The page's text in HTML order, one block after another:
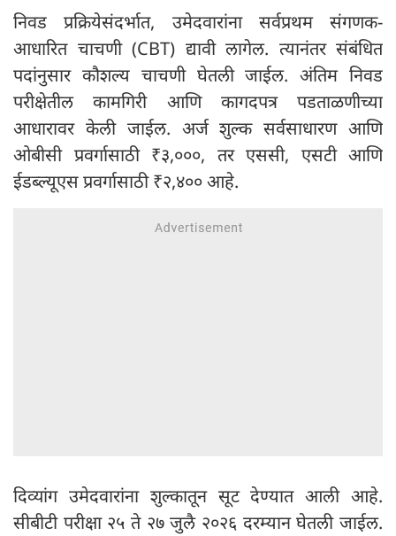
निवड प्रक्रियेसंदर्भात, उमेदवारांना सर्वप्रथम संगणक-
आधारित चाचणी (CBT) द्यावी लागेल. त्यानंतर संबंधित
पदांनुसार कौशल्य चाचणी घेतली जाईल. अंतिम निवड
परीक्षेतील कामगिरी आणि कागदपत्र पडताळणीच्या
आधारावर केली जाईल. अर्ज शुल्क सर्वसाधारण आणि
ओबीसी प्रवर्गासाठी ₹३,०००, तर एससी, एसटी आणि
ईडब्ल्यूएस प्रवर्गासाठी ₹२,४०० आहे.
दिव्यांग उमेदवारांना शुल्कातून सूट देण्यात आली आहे.
सीबीटी परीक्षा २५ ते २७ जुलै २०२६ दरम्यान घेतली जाईल.